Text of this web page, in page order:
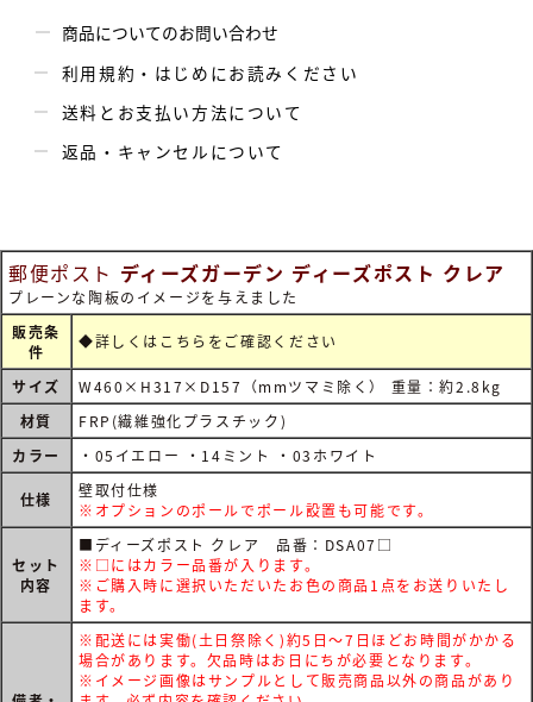
商品についてのお問い合わせ
利用規約・はじめにお読みください
送料とお支払い方法について
返品・キャンセルについて
郵便ポスト ディーズガーデン ディーズポスト クレア
プレーンな陶板のイメージを与えました
販売条
件
◆詳しくは こちらをご確認ください
サイズ
W460×H317×D157（mmツマミ除く） 重量：約2.8kg
材質
FRP(繊維強化プラスチック)
カラー
・05イエロー ・14ミント ・03ホワイト
仕様
壁取付仕様
※オプションのポールでポール設置も可能です。
セット
内容
■ディーズポスト クレア 品番：DSA07□
※□にはカラー品番が入ります。
※ご購入時に選択いただいたお色の商品1点をお送りいたし
ます。
※配送には実働(土日祭除く)約5日～7日ほどお時間がかかる
場合があります。欠品時はお日にちが必要となります。
※イメージ画像はサンプルとして販売商品以外の商品があり